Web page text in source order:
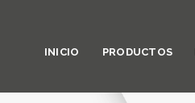
INICIO PRODUCTOS